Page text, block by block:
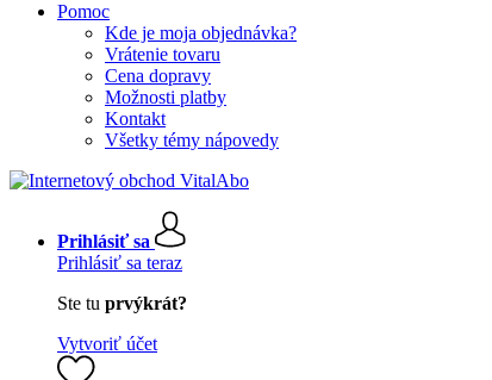
Pomoc
Kde je moja objednávka?
Vrátenie tovaru
Cena dopravy
Možnosti platby
Kontakt
Všetky témy nápovedy
Prihlásiť sa
Prihlásiť sa teraz
Ste tu prvýkrát?
Vytvoriť účet